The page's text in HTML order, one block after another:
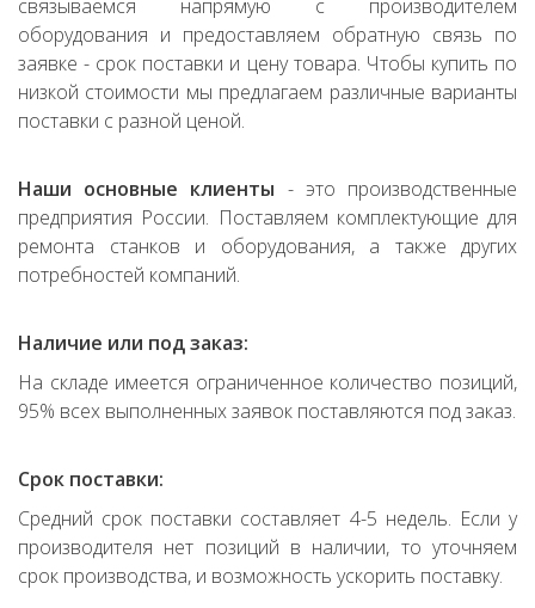
связываемся напрямую с производителем
оборудования и предоставляем обратную связь по
заявке - срок поставки и цену товара. Чтобы купить по
низкой стоимости мы предлагаем различные варианты
поставки с разной ценой.
Наши основные клиенты - это производственные
предприятия России. Поставляем комплектующие для
ремонта станков и оборудования, а также других
потребностей компаний.
Наличие или под заказ:
На складе имеется ограниченное количество позиций,
95% всех выполненных заявок поставляются под заказ.
Срок поставки:
Средний срок поставки составляет 4-5 недель. Если у
производителя нет позиций в наличии, то уточняем
срок производства, и возможность ускорить поставку.